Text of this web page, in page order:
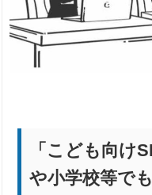
「こども向け
や小学校等で